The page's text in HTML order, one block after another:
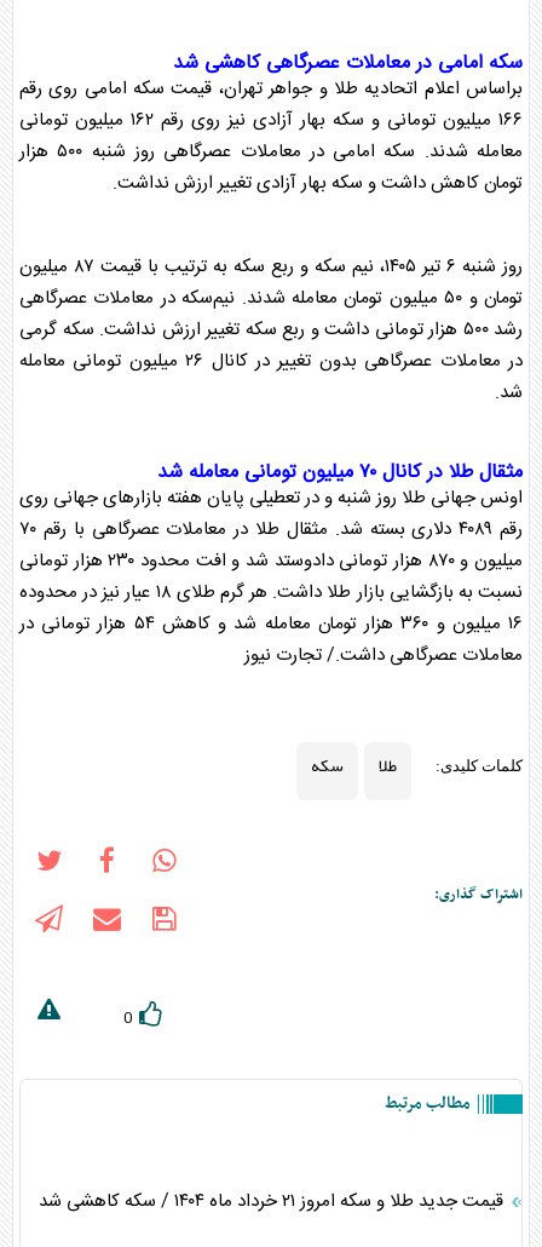
سکه امامی در معاملات عصرگاهی کاهشی شد
براساس اعلام اتحادیه طلا و جواهر تهران، قیمت سکهامامی روی رقم
۱۶۶ میلیون تومانی و
سکه
بهار آزادی نیز روی رقم ۱۶۲ میلیون تومانی
معامله شدند. سکه
امامی در معاملات عصرگاهی روز شنبه ۵۰۰ هزار
تومان کاهش داشت و سکه بهار آزادی تغییر ارزش نداشت.
روز شنبه ۶ تیر ۱۴۰۵، نیم سکه و ربع سکه
به ترتیب با قیمت ۸۷ میلیون
تومان و ۵۰ میلیون تومان معامله شدند. نیم‌
سکهدر معاملات عصرگاهی
رشد ۵۰۰ هزار تومانی داشت و ربع
سکه تغییر ارزش نداشت. سکه گرمی
در معاملات عصرگاهی بدون تغییر در کانال ۲۶ میلیون تومانی معامله
شد.
مثقالطلادر کانال ۷۰ میلیون تومانی معامله شد
اونس جهانی طلا روز شنبه و در تعطیلی پایان هفته بازار‌های جهانی روی
رقم ۴۰۸۹ دلاری بسته شد. مثقال
طلا
در معاملات عصرگاهی با رقم ۷۰
میلیون و ۸۷۰ هزار تومانی دادوستد شد و افت محدود ۲۳۰ هزار تومانی
نسبت به بازگشایی بازار طلا داشت. هر گرم طلا
ی ۱۸ عیار نیز در محدوده
۱۶ میلیون و ۳۶۰ هزار تومان معامله شد و کاهش ۵۴ هزار تومانی در
معاملات عصرگاهی داشت./ تجارت نیوز
کلمات کلیدی: طلا سکه
اشتراک گذاری:
0
مطالب مرتبط
قیمت جدید طلا و سکه امروز ۲۱ خرداد ماه ۱۴۰۴ / سکه کاهشی شد